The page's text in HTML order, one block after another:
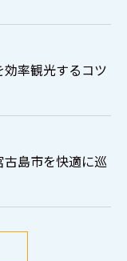
率観光するコツ
島市を快適に巡